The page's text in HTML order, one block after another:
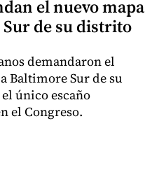
el nuevo mapa
de su distrito
demandaron el
Baltimore Sur de su
único escaño
el Congreso.